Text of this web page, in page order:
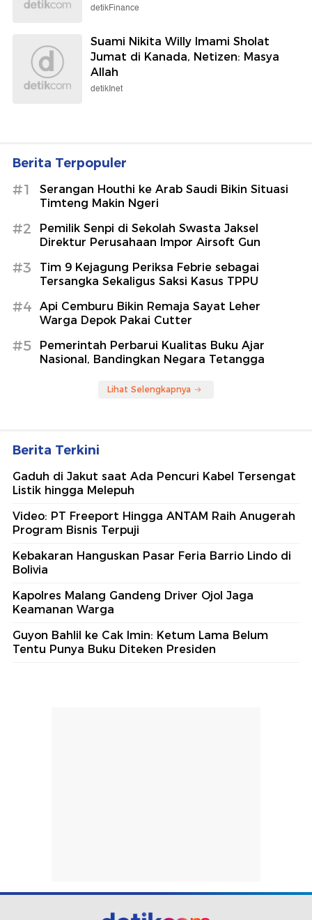
detikFinance
Suami Nikita Willy Imami Sholat
Jumat di Kanada, Netizen: Masya
Allah
detikInet
Berita Terpopuler
#1
Serangan Houthi ke Arab Saudi Bikin Situasi
Timteng Makin Ngeri
#2
Pemilik Senpi di Sekolah Swasta Jaksel
Direktur Perusahaan Impor Airsoft Gun
#3
Tim 9 Kejagung Periksa Febrie sebagai
Tersangka Sekaligus Saksi Kasus TPPU
#4
Api Cemburu Bikin Remaja Sayat Leher
Warga Depok Pakai Cutter
#5
Pemerintah Perbarui Kualitas Buku Ajar
Nasional, Bandingkan Negara Tetangga
Lihat Selengkapnya
Berita Terkini
Gaduh di Jakut saat Ada Pencuri Kabel Tersengat
Listik hingga Melepuh
Video: PT Freeport Hingga ANTAM Raih Anugerah
Program Bisnis Terpuji
Kebakaran Hanguskan Pasar Feria Barrio Lindo di
Bolivia
Kapolres Malang Gandeng Driver Ojol Jaga
Keamanan Warga
Guyon Bahlil ke Cak Imin: Ketum Lama Belum
Tentu Punya Buku Diteken Presiden